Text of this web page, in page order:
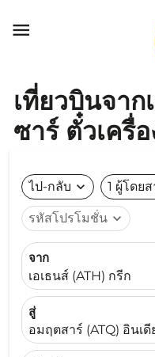

เที่ยวบินจาก
ซาร์ ตั๋วเครื่
ไป-กลับ expand_more 1 ผู้โดย
รหัสโปรโมชั่น expand_more
จาก
เอเธนส์ (ATH) กรีก
สู่
อมฤตสาร์ (ATQ) อินเดี